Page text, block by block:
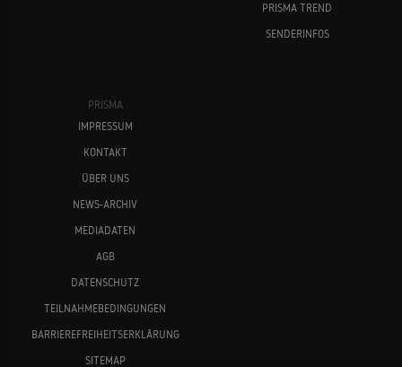
PRISMA TREND
SENDERINFOS
PRISMA
IMPRESSUM
KONTAKT
ÜBER UNS
NEWS-ARCHIV
MEDIADATEN
AGB
DATENSCHUTZ
TEILNAHMEBEDINGUNGEN
BARRIEREFREIHEITSERKLÄRUNG
SITEMAP